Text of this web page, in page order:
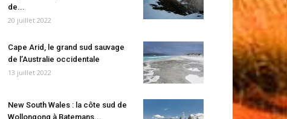
de...
20 juillet 2022
Cape Arid, le grand sud sauvage
de l’Australie occidentale
13 juillet 2022
New South Wales : la côte sud de
Wollongong à Batemans...